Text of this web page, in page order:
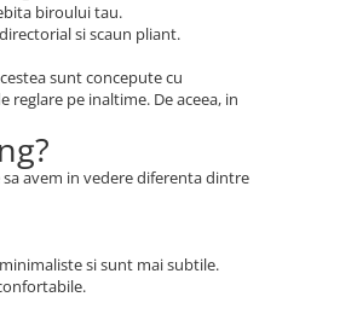
biroului tau.
si scaun pliant.
sunt concepute cu
pe inaltime. De aceea, in
avem in vedere diferenta dintre
si sunt mai subtile.